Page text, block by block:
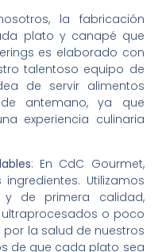
la fabricación
plato y canapé que
es elaborado con
talentoso equipo de
de servir alimentos
antemano, ya que
experiencia culinaria
: En CdC Gourmet,
Utilizamos
y de primera calidad,
o poco
la salud de nuestros
de que cada plato sea